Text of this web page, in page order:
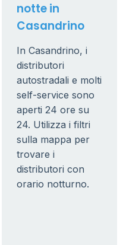
notte in
Casandrino
In Casandrino, i
distributori
autostradali e molti
self-service sono
aperti 24 ore su
24. Utilizza i filtri
sulla mappa per
trovare i
distributori con
orario notturno.